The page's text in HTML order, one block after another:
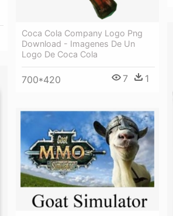
Coca Cola Company Logo Png
Download - Imagenes De Un
Logo De Coca Cola
700*420 7 1